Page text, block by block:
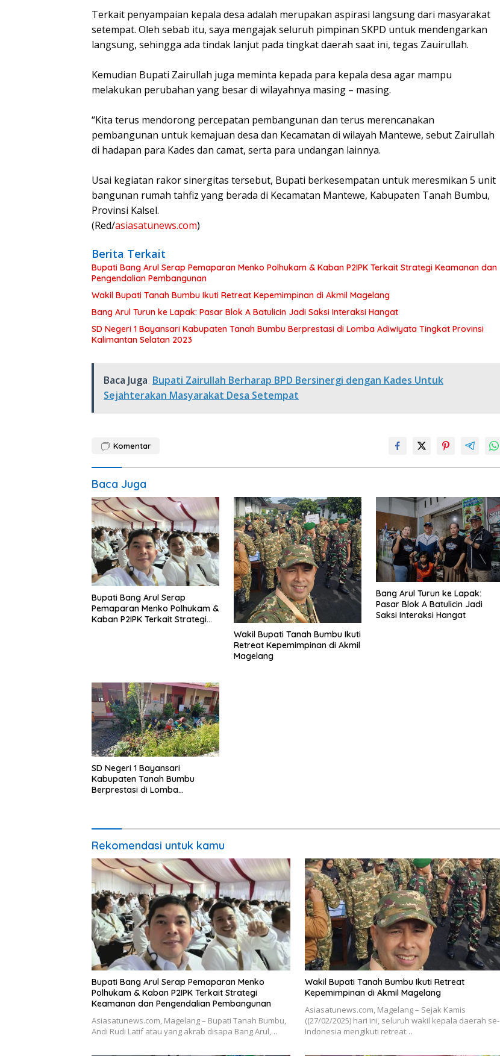
Terkait penyampaian kepala desa adalah merupakan aspirasi langsung dari masyarakat
setempat. Oleh sebab itu, saya mengajak seluruh pimpinan SKPD untuk mendengarkan
langsung, sehingga ada tindak lanjut pada tingkat daerah saat ini, tegas Zauirullah.
Kemudian Bupati Zairullah juga meminta kepada para kepala desa agar mampu
melakukan perubahan yang besar di wilayahnya masing – masing.
“Kita terus mendorong percepatan pembangunan dan terus merencanakan
pembangunan untuk kemajuan desa dan Kecamatan di wilayah Mantewe, sebut Zairullah
di hadapan para Kades dan camat, serta para undangan lainnya.
Usai kegiatan rakor sinergitas tersebut, Bupati berkesempatan untuk meresmikan 5 unit
bangunan rumah tahfiz yang berada di Kecamatan Mantewe, Kabupaten Tanah Bumbu,
Provinsi Kalsel.
(Red/asiasatunews.com)
Berita Terkait
Bupati Bang Arul Serap Pemaparan Menko Polhukam & Kaban P2IPK Terkait Strategi Keamanan dan
Pengendalian Pembangunan
Wakil Bupati Tanah Bumbu Ikuti Retreat Kepemimpinan di Akmil Magelang
Bang Arul Turun ke Lapak: Pasar Blok A Batulicin Jadi Saksi Interaksi Hangat
SD Negeri 1 Bayansari Kabupaten Tanah Bumbu Berprestasi di Lomba Adiwiyata Tingkat Provinsi
Kalimantan Selatan 2023
Baca Juga Bupati Zairullah Berharap BPD Bersinergi dengan Kades Untuk
Sejahterakan Masyarakat Desa Setempat
Komentar
Baca Juga
Bupati Bang Arul Serap
Pemaparan Menko Polhukam &
Kaban P2IPK Terkait Strategi
Wakil Bupati Tanah Bumbu Ikuti
Retreat Kepemimpinan di Akmil
Magelang
Bang Arul Turun ke Lapak:
Pasar Blok A Batulicin Jadi
Saksi Interaksi Hangat
SD Negeri 1 Bayansari
Kabupaten Tanah Bumbu
Berprestasi di Lomba
Rekomendasi untuk kamu
Bupati Bang Arul Serap Pemaparan Menko
Polhukam & Kaban P2IPK Terkait Strategi
Keamanan dan Pengendalian Pembangunan
Asiasatunews.com, Magelang – Bupati Tanah Bumbu,
Andi Rudi Latif atau yang akrab disapa Bang Arul,…
Wakil Bupati Tanah Bumbu Ikuti Retreat
Kepemimpinan di Akmil Magelang
Asiasatunews.com, Magelang – Sejak Kamis
((27/02/2025) hari ini, seluruh wakil kepala daerah se-
Indonesia mengikuti retreat…